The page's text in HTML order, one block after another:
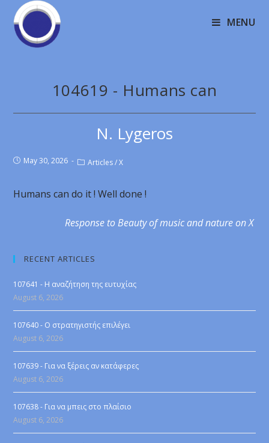
MENU
104619 - Humans can
N. Lygeros
May 30, 2026 Articles / X
Humans can do it ! Well done !
Response to Beauty of music and nature on X
RECENT ARTICLES
107641 - Η αναζήτηση της ευτυχίας
August 6, 2026
107640 - Ο στρατηγιστής επιλέγει
August 6, 2026
107639 - Για να ξέρεις αν κατάφερες
August 6, 2026
107638 - Για να μπεις στο πλαίσιο
August 6, 2026